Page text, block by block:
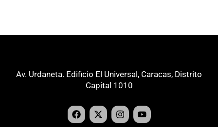
Av. Urdaneta. Edificio El Universal, Caracas, Distrito
Capital 1010